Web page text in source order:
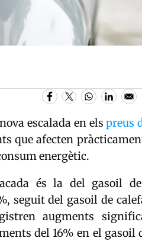
escalada en elspreus
que afecten
energètic.
és la del gasoil
seguit del gasoil de
augments
del 16% en el gasoil